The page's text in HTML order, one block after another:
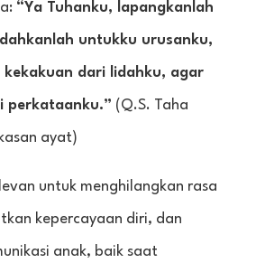
“Ya Tuhanku, lapangkanlah
untukku urusanku,
kekakuan dari lidahku, agar
perkataanku.” (Q.S. Taha
ayat)
untuk menghilangkan rasa
kepercayaan diri, dan
anak, baik saat